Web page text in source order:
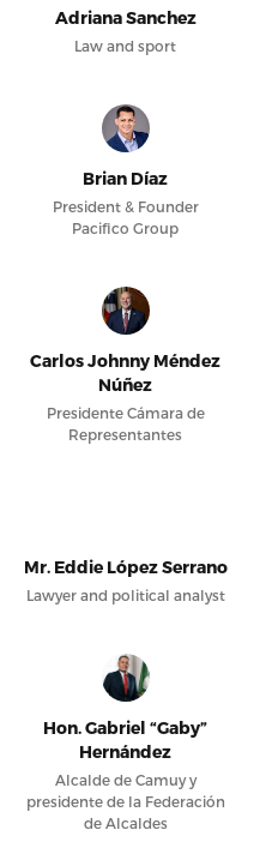
Adriana Sanchez
Law and sport
Brian Díaz
President & Founder
Pacifico Group
Carlos Johnny Méndez
Núñez
Presidente Cámara de
Representantes
Mr. Eddie López Serrano
Lawyer and political analyst
Hon. Gabriel “Gaby”
Hernández
Alcalde de Camuy y
presidente de la Federación
de Alcaldes